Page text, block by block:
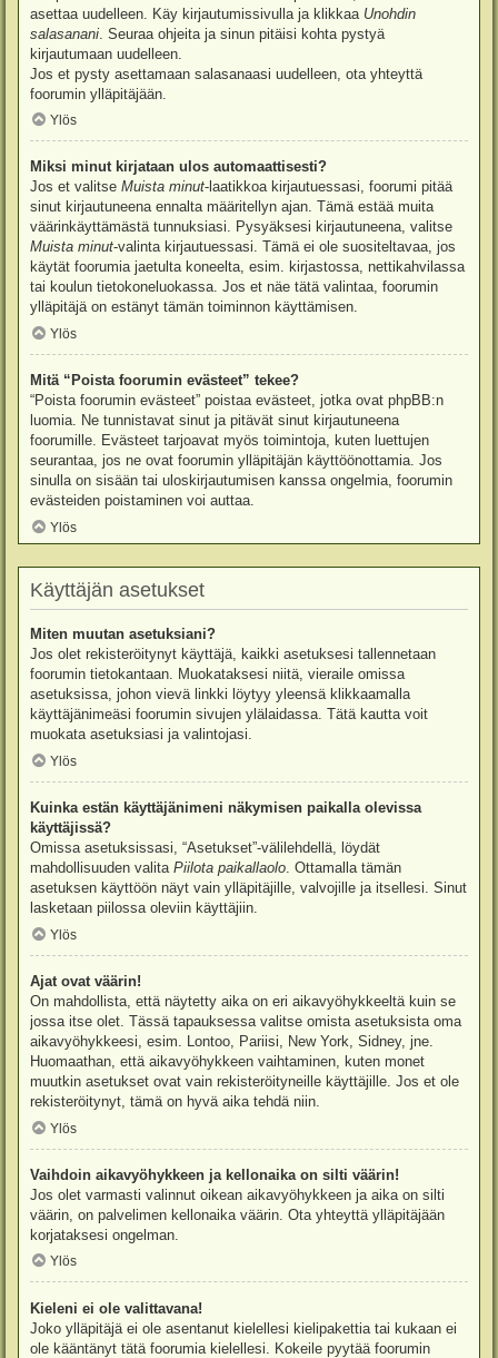
asettaa uudelleen. Käy kirjautumissivulla ja klikkaa Unohdin
salasanani . Seuraa ohjeita ja sinun pitäisi kohta pystyä
kirjautumaan uudelleen.
Jos et pysty asettamaan salasanaasi uudelleen, ota yhteyttä
foorumin ylläpitäjään.
Ylös
Miksi minut kirjataan ulos automaattisesti?
Jos et valitse Muista minut-laatikkoa kirjautuessasi, foorumi pitää
sinut kirjautuneena ennalta määritellyn ajan. Tämä estää muita
väärinkäyttämästä tunnuksiasi. Pysyäksesi kirjautuneena, valitse
Muista minut-valinta kirjautuessasi. Tämä ei ole suositeltavaa, jos
käytät foorumia jaetulta koneelta, esim. kirjastossa, nettikahvilassa
tai koulun tietokoneluokassa. Jos et näe tätä valintaa, foorumin
ylläpitäjä on estänyt tämän toiminnon käyttämisen.
Ylös
Mitä “Poista foorumin evästeet” tekee?
“Poista foorumin evästeet” poistaa evästeet, jotka ovat phpBB:n
luomia. Ne tunnistavat sinut ja pitävät sinut kirjautuneena
foorumille. Evästeet tarjoavat myös toimintoja, kuten luettujen
seurantaa, jos ne ovat foorumin ylläpitäjän käyttöönottamia. Jos
sinulla on sisään tai uloskirjautumisen kanssa ongelmia, foorumin
evästeiden poistaminen voi auttaa.
Ylös
Käyttäjän asetukset
Miten muutan asetuksiani?
Jos olet rekisteröitynyt käyttäjä, kaikki asetuksesi tallennetaan
foorumin tietokantaan. Muokataksesi niitä, vieraile omissa
asetuksissa, johon vievä linkki löytyy yleensä klikkaamalla
käyttäjänimeäsi foorumin sivujen ylälaidassa. Tätä kautta voit
muokata asetuksiasi ja valintojasi.
Ylös
Kuinka estän käyttäjänimeni näkymisen paikalla olevissa
käyttäjissä?
Omissa asetuksissasi, “Asetukset”-välilehdellä, löydät
mahdollisuuden valita Piilota paikallaolo. Ottamalla tämän
asetuksen käyttöön näyt vain ylläpitäjille, valvojille ja itsellesi. Sinut
lasketaan piilossa oleviin käyttäjiin.
Ylös
Ajat ovat väärin!
On mahdollista, että näytetty aika on eri aikavyöhykkeeltä kuin se
jossa itse olet. Tässä tapauksessa valitse omista asetuksista oma
aikavyöhykkeesi, esim. Lontoo, Pariisi, New York, Sidney, jne.
Huomaathan, että aikavyöhykkeen vaihtaminen, kuten monet
muutkin asetukset ovat vain rekisteröityneille käyttäjille. Jos et ole
rekisteröitynyt, tämä on hyvä aika tehdä niin.
Ylös
Vaihdoin aikavyöhykkeen ja kellonaika on silti väärin!
Jos olet varmasti valinnut oikean aikavyöhykkeen ja aika on silti
väärin, on palvelimen kellonaika väärin. Ota yhteyttä ylläpitäjään
korjataksesi ongelman.
Ylös
Kieleni ei ole valittavana!
Joko ylläpitäjä ei ole asentanut kielellesi kielipakettia tai kukaan ei
ole kääntänyt tätä foorumia kielellesi. Kokeile pyytää foorumin